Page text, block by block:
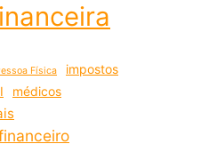
Física
impostos
médicos